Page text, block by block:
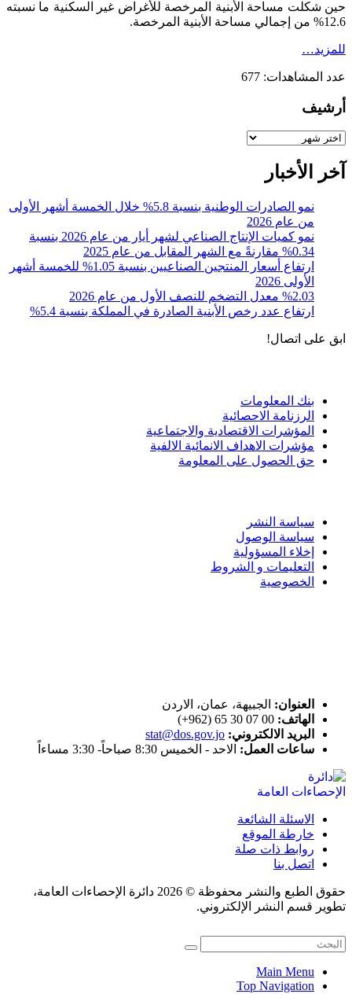
حين شكلت مساحة الأبنية المرخصة للأغراض غير السكنية ما نسبته
12.6% من إجمالي مساحة الأبنية المرخصة.
للمزيد…
عدد المشاهدات: 677
أرشيف
أرشيف
آخر الأخبار
نمو الصادرات الوطنية بنسبة 5.8% خلال الخمسة أشهر الأولى
من عام 2026
نمو كميات الإنتاج الصناعي لشهر أيار من عام 2026 بنسبة
0.34% مقارنةً مع الشهر المقابل من عام 2025
ارتفاع أسعار المنتجين الصناعيين بنسبة 1.05% للخمسة أشهر
الأولى 2026
%2.03 معدل التضخم للنصف الأول من عام 2026
ارتفاع عدد رخص الأبنية الصادرة في المملكة بنسبة 5.4%
ابق على اتصال!
بنك المعلومات
الرزنامة الاحصائية
المؤشرات الاقتصادية والاجتماعية
مؤشرات الاهداف الانمائية الالفية
حق الحصول على المعلومة
سياسة النشر
سياسة الوصول
إخلاء المسؤولية
التعليمات و الشروط
الخصوصية
العنوان: الجبيهة، عمان، الاردن
الهاتف: 00 07 30 65 (962+)
البريد الالكتروني: stat@dos.gov.jo
ساعات العمل: الاحد - الخميس 8:30 صباحاً- 3:30 مساءاً
الاسئلة الشائعة
خارطة الموقع
روابط ذات صلة
اتصل بنا
حقوق الطبع والنشر محفوظة © 2026 دائرة الإحصاءات العامة،
تطوير قسم النشر الإلكتروني.
Main Menu
Top Navigation